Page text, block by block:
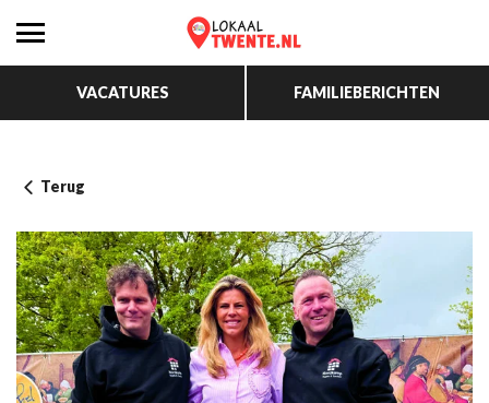
VACATURES FAMILIEBERICHTEN
Terug